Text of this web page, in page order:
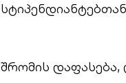
შრომის დაფასება,